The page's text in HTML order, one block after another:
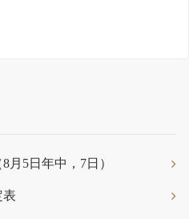
月5日年中，7日）
表